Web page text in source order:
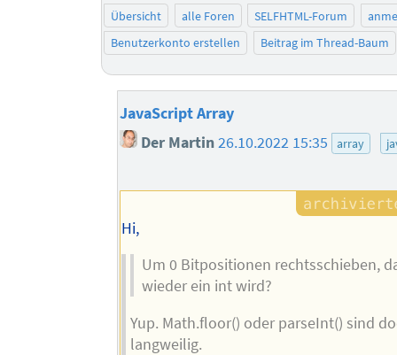
Übersicht alle Foren SELFHTML-Forum
Benutzerkonto erstellen
Beitrag im Thread-Baum
JavaScript Array
Der Martin26.10.2022 15:35 array
Hi,
Um 0 Bitpositionen rechtsschieben,
wieder ein int wird?
Yup. Math.floor() oder parseInt() sind
langweilig.